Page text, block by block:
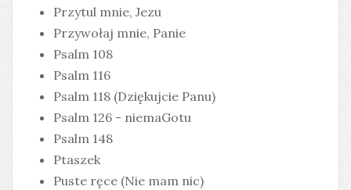
Przytul mnie, Jezu
Przywołaj mnie, Panie
Psalm 108
Psalm 116
Psalm 118 (Dziękujcie Panu)
Psalm 126 - niemaGotu
Psalm 148
Ptaszek
Puste ręce (Nie mam nic)